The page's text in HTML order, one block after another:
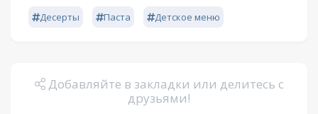
Десерты Паста Детское меню
Добавляйте в закладки или делитесь с
друзьями!